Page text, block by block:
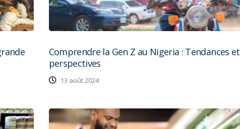
Comprendre la Gen Z au Nigeria : Tendances et
perspectives
13 août 2024